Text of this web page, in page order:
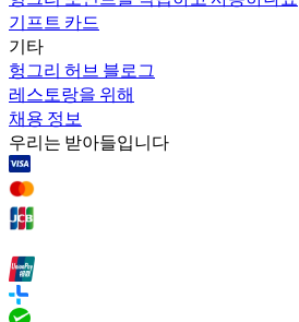
기프트 카드
기타
헝그리 허브 블로그
레스토랑을 위해
채용 정보
우리는 받아들입니다